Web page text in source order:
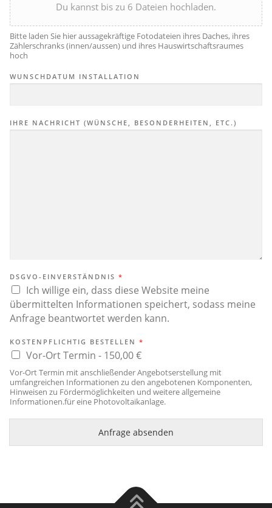
Du kannst bis zu 6 Dateien hochladen.
Bitte laden Sie hier aussagekräftige Fotodateien ihres Daches, ihres
Zählerschranks (innen/aussen) und ihres Hauswirtschaftsraumes
hoch
WUNSCHDATUM INSTALLATION
IHRE NACHRICHT (WÜNSCHE, BESONDERHEITEN, ETC.)
DSGVO-EINVERSTÄNDNIS *
Ich willige ein, dass diese Website meine
übermittelten Informationen speichert, sodass meine
Anfrage beantwortet werden kann.
KOSTENPFLICHTIG BESTELLEN *
Vor-Ort Termin - 150,00 €
Vor-Ort Termin mit anschließender Angebotserstellung mit
umfangreichen Informationen zu den angebotenen Komponenten,
Hinweisen zu Fördermöglichkeiten und weitere allgemeine
Informationen.für eine Photovoltaikanlage.
Anfrage absenden